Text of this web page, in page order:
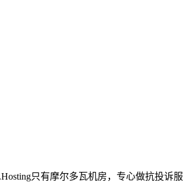
只有摩尔多瓦机房，专心做抗投诉服